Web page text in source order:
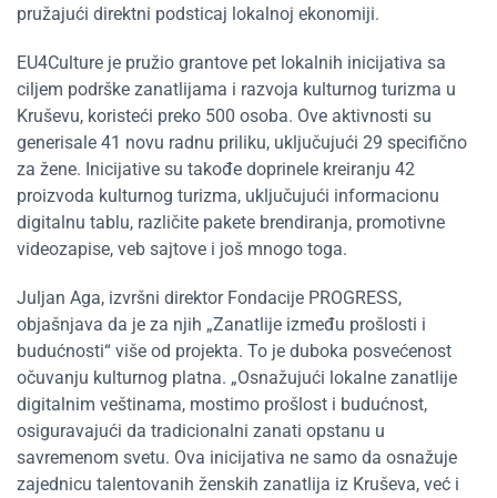
pružajući direktni podsticaj lokalnoj ekonomiji.
EU4Culture je pružio grantove pet lokalnih inicijativa sa
ciljem podrške zanatlijama i razvoja kulturnog turizma u
Kruševu, koristeći preko 500 osoba. Ove aktivnosti su
generisale 41 novu radnu priliku, uključujući 29 specifično
za žene. Inicijative su takođe doprinele kreiranju 42
proizvoda kulturnog turizma, uključujući informacionu
digitalnu tablu, različite pakete brendiranja, promotivne
videozapise, veb sajtove i još mnogo toga.
Juljan Aga, izvršni direktor Fondacije PROGRESS,
objašnjava da je za njih „Zanatlije između prošlosti i
budućnosti“ više od projekta. To je duboka posvećenost
očuvanju kulturnog platna. „Osnažujući lokalne zanatlije
digitalnim veštinama, mostimo prošlost i budućnost,
osiguravajući da tradicionalni zanati opstanu u
savremenom svetu. Ova inicijativa ne samo da osnažuje
zajednicu talentovanih ženskih zanatlija iz Kruševa, već i